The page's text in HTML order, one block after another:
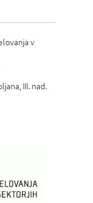
v
III. nad.